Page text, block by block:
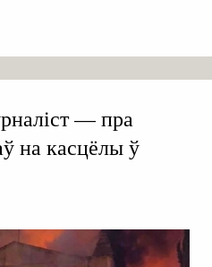
— пра
на касцёлы ў